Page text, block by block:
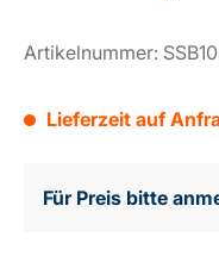
Artikelnummer:
Lieferzeit auf
Für Preis bitte